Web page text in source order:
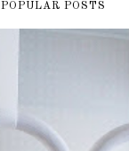
POPULAR POSTS